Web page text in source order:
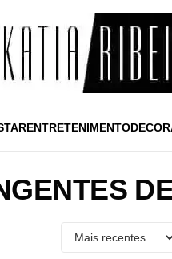
ENTRETENIMENTO